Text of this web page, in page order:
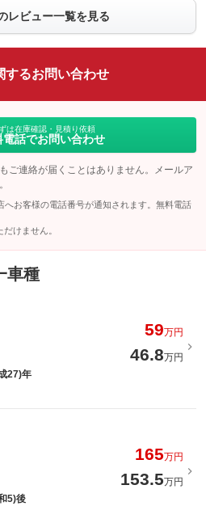
レビュー一覧を見る
するお問い合わせ
は在庫確認・見積り依頼
電話でお問い合わせ
ご連絡が届くことはありません。メールア
お客様の電話番号が通知されます。無料電話
けません。
車種
59万円
46.8万円
27)年
165万円
153.5万円
5)後